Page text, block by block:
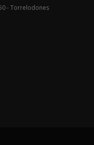
- Torrelodones